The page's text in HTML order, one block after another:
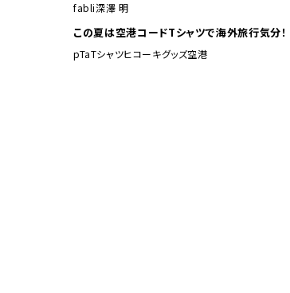
fabli深澤 明
pTaTシャツヒコーキグッズ空港